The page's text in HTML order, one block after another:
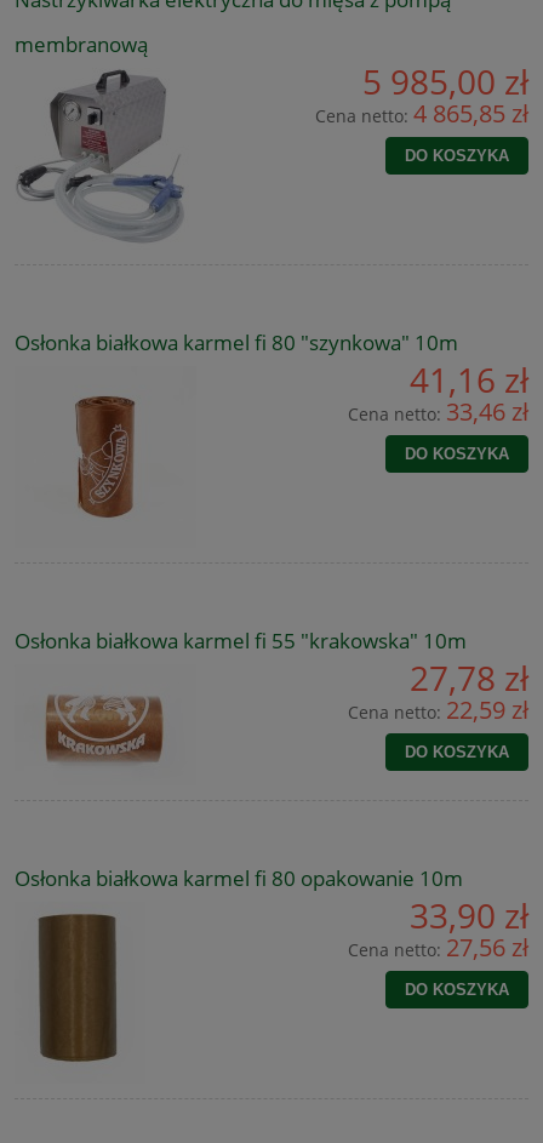
membranową
5 985,00 zł
Cena netto: 4 865,85 zł
DO KOSZYKA
Osłonka białkowa karmel fi 80 "szynkowa" 10m
41,16 zł
Cena netto: 33,46 zł
DO KOSZYKA
Osłonka białkowa karmel fi 55 "krakowska" 10m
27,78 zł
Cena netto: 22,59 zł
DO KOSZYKA
Osłonka białkowa karmel fi 80 opakowanie 10m
33,90 zł
Cena netto: 27,56 zł
DO KOSZYKA